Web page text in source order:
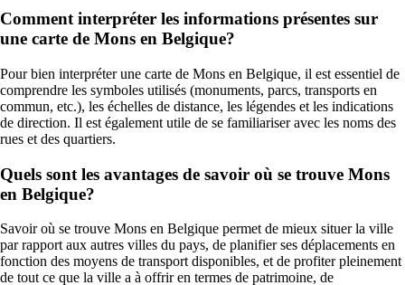
Comment interpréter les informations présentes sur
une carte de Mons en Belgique?
Pour bien interpréter une carte de Mons en Belgique, il est essentiel de
comprendre les symboles utilisés (monuments, parcs, transports en
commun, etc.), les échelles de distance, les légendes et les indications
de direction. Il est également utile de se familiariser avec les noms des
rues et des quartiers.
Quels sont les avantages de savoir où se trouve Mons
en Belgique?
Savoir où se trouve Mons en Belgique permet de mieux situer la ville
par rapport aux autres villes du pays, de planifier ses déplacements en
fonction des moyens de transport disponibles, et de profiter pleinement
de tout ce que la ville a à offrir en termes de patrimoine, de